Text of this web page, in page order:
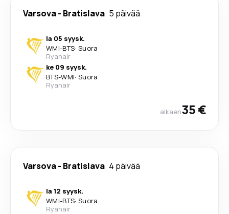
Varsova- Bratislava 5 päivää
la 05 syysk.
WMI-BTS· Suora
Ryanair
ke 09 syysk.
BTS-WMI· Suora
Ryanair
alkaen35 €
Varsova- Bratislava 4 päivää
la 12 syysk.
WMI-BTS· Suora
Ryanair